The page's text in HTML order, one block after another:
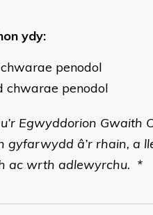
ydy:
penodol
chwarae penodol
Egwyddorion Gwaith
â’r rhain, a
ac wrth adlewyrchu. *